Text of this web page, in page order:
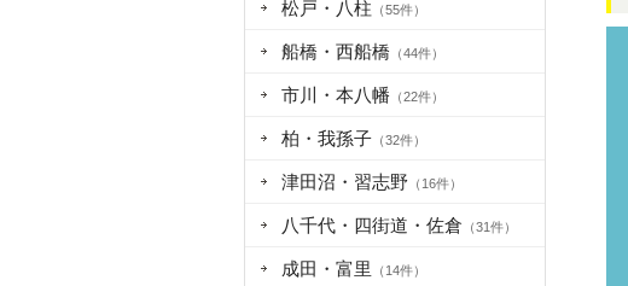
松戸・八柱 （55件）
船橋・西船橋 （44件）
市川・本八幡 （22件）
柏・我孫子 （32件）
津田沼・習志野 （16件）
八千代・四街道・佐倉 （31件）
成田・富里 （14件）